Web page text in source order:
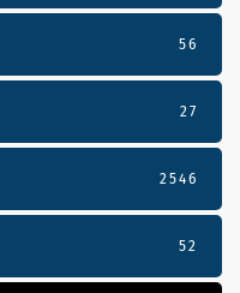
56
27
2546
52